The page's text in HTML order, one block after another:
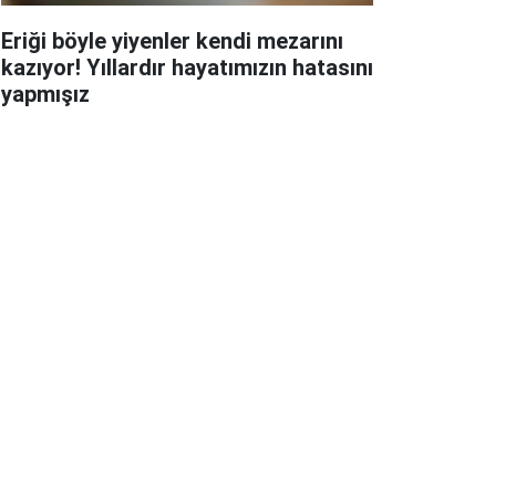
Eriği böyle yiyenler kendi mezarını
kazıyor! Yıllardır hayatımızın hatasını
yapmışız